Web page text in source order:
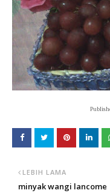
LEBIH LAMA
minyak wangi lancome